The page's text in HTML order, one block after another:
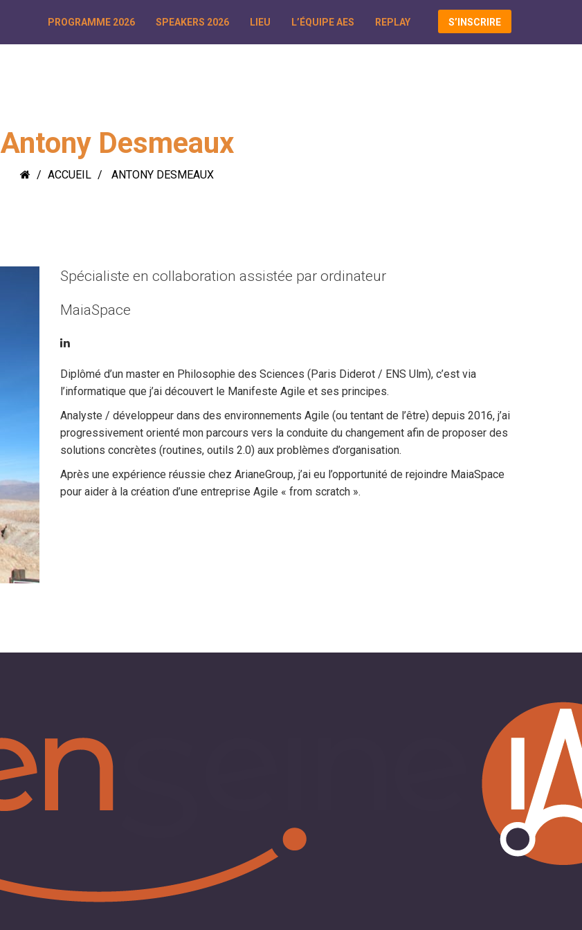
PROGRAMME 2026 SPEAKERS 2026 LIEU L’ÉQUIPE AES REPLAY S’INSCRIRE
Antony Desmeaux
ACCUEIL ANTONY DESMEAUX
Spécialiste en collaboration assistée par ordinateur
MaiaSpace
Diplômé d’un master en Philosophie des Sciences (Paris Diderot / ENS Ulm), c’est via
l’informatique que j’ai découvert le Manifeste Agile et ses principes.
Analyste / développeur dans des environnements Agile (ou tentant de l’être) depuis 2016, j’ai
progressivement orienté mon parcours vers la conduite du changement afin de proposer des
solutions concrètes (routines, outils 2.0) aux problèmes d’organisation.
Après une expérience réussie chez ArianeGroup, j’ai eu l’opportunité de rejoindre MaiaSpace
pour aider à la création d’une entreprise Agile « from scratch ».